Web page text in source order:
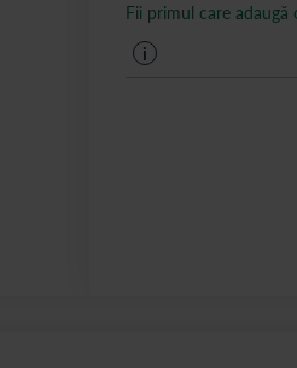
Fii primul care
i